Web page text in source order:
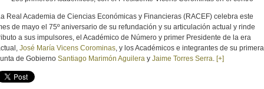
Real Academia de Ciencias Económicas y Financieras (RACEF) celebra este
de mayo el 75º aniversario de su refundación y su articulación actual y rinde
a sus impulsores, el Académico de Número y primer Presidente de la era
José María Vicens Corominas , y los Académicos e integrantes de su primera
de Gobierno Santiago Marimón Aguilera y Jaime Torres Serra [+]